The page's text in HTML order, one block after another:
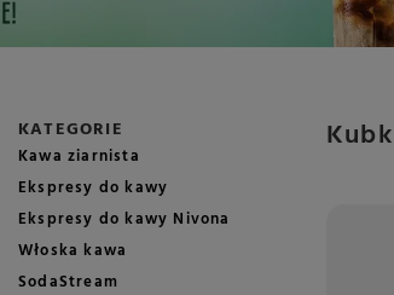
KATEGORIE
Kawa ziarnista
Ekspresy do kawy
Ekspresy do kawy Nivona
Włoska kawa
SodaStream